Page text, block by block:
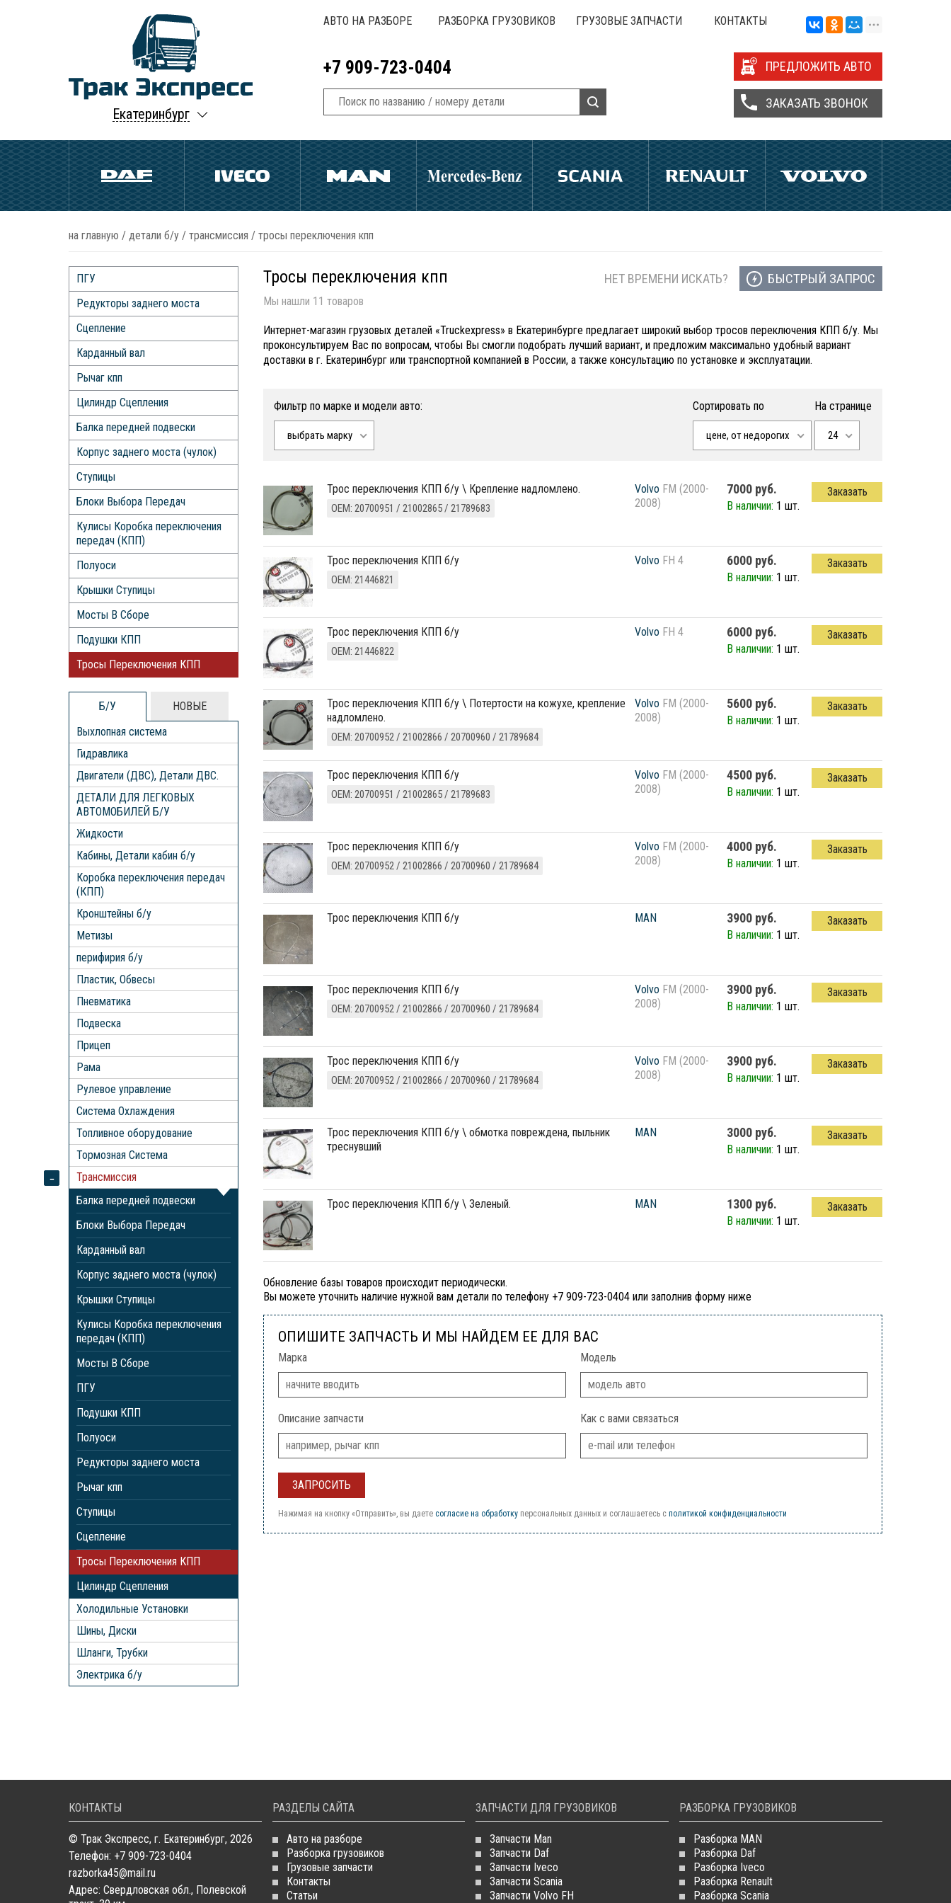
Екатеринбург
АВТО НА РАЗБОРЕ РАЗБОРКА ГРУЗОВИКОВ ГРУЗОВЫЕ ЗАПЧАСТИ КОНТАКТЫ
+7 909-723-0404 ПРЕДЛОЖИТЬ АВТО
ЗАКАЗАТЬ ЗВОНОК
на главную / детали б/у / трансмиссия / тросы переключения кпп
ПГУ
Редукторы заднего моста
Сцепление
Карданный вал
Рычаг кпп
Цилиндр Сцепления
Балка передней подвески
Корпус заднего моста (чулок)
Ступицы
Блоки Выбора Передач
Кулисы Коробка переключения
передач (КПП)
Полуоси
Крышки Ступицы
Мосты В Сборе
Подушки КПП
Тросы Переключения КПП
Б/У
НОВЫЕ
Выхлопная система
Гидравлика
Двигатели (ДВС), Детали ДВС.
ДЕТАЛИ ДЛЯ ЛЕГКОВЫХ
АВТОМОБИЛЕЙ Б/У
Жидкости
Кабины, Детали кабин б/у
Коробка переключения передач
(КПП)
Кронштейны б/у
Метизы
перифирия б/у
Пластик, Обвесы
Пневматика
Подвеска
Прицеп
Рама
Рулевое управление
Система Охлаждения
Топливное оборудование
Тормозная Система
Трансмиссия
Балка передней подвески
Блоки Выбора Передач
Карданный вал
Корпус заднего моста (чулок)
Крышки Ступицы
Кулисы Коробка переключения
передач (КПП)
Мосты В Сборе
ПГУ
Подушки КПП
Полуоси
Редукторы заднего моста
Рычаг кпп
Ступицы
Сцепление
Тросы Переключения КПП
Цилиндр Сцепления
Холодильные Установки
Шины, Диски
Шланги, Трубки
Электрика б/у
Тросы переключения кпп
Мы нашли 11 товаров
НЕТ ВРЕМЕНИ ИСКАТЬ? БЫСТРЫЙ ЗАПРОС
Интернет-магазин грузовых деталей «Truckexpress» в Екатеринбурге предлагает широкий выбор тросов переключения КПП б/у. Мы
проконсультируем Вас по вопросам, чтобы Вы смогли подобрать лучший вариант, и предложим максимально удобный вариант
доставки в г. Екатеринбург или транспортной компанией в России, а также консультацию по установке и эксплуатации.
Фильтр по марке и модели авто:
выбрать марку
Сортировать по
цене, от недорогих
На странице
24
трос переключения КПП б/у \ Крепление надломлено.
ОЕМ: 20700951 / 21002865 / 21789683
Volvo FM (2000-
2008)
7000 руб.
В наличии: 1 шт.
Заказать
трос переключения КПП б/у
ОЕМ: 21446821
Volvo FH 4 6000 руб.
В наличии: 1 шт.
Заказать
трос переключения КПП б/у
ОЕМ: 21446822
Volvo FH 4 6000 руб.
В наличии: 1 шт.
Заказать
трос переключения КПП б/у \ Потертости на кожухе, крепление
надломлено.
ОЕМ: 20700952 / 21002866 / 20700960 / 21789684
Volvo FM (2000-
2008)
5600 руб.
В наличии: 1 шт.
Заказать
трос переключения КПП б/у
ОЕМ: 20700951 / 21002865 / 21789683
Volvo FM (2000-
2008)
4500 руб.
В наличии: 1 шт.
Заказать
трос переключения КПП б/у
ОЕМ: 20700952 / 21002866 / 20700960 / 21789684
Volvo FM (2000-
2008)
4000 руб.
В наличии: 1 шт.
Заказать
трос переключения КПП б/у MAN 3900 руб.
В наличии: 1 шт.
Заказать
трос переключения КПП б/у
ОЕМ: 20700952 / 21002866 / 20700960 / 21789684
Volvo FM (2000-
2008)
3900 руб.
В наличии: 1 шт.
Заказать
трос переключения КПП б/у
ОЕМ: 20700952 / 21002866 / 20700960 / 21789684
Volvo FM (2000-
2008)
3900 руб.
В наличии: 1 шт.
Заказать
трос переключения КПП б/у \ обмотка повреждена, пыльник
треснувший
MAN 3000 руб.
В наличии: 1 шт.
Заказать
трос переключения КПП б/у \ Зеленый. MAN 1300 руб.
В наличии: 1 шт.
Заказать
Обновление базы товаров происходит периодически.
Вы можете уточнить наличие нужной вам детали по телефону +7 909-723-0404 или заполнив форму ниже
ОПИШИТЕ ЗАПЧАСТЬ И МЫ НАЙДЕМ ЕЕ ДЛЯ ВАС
Марка Модель
Описание запчасти Как с вами связаться
Нажимая на кнопку «Отправить», вы даете согласие на обработку персональных данных и соглашаетесь c политикой конфиденциальности
КОНТАКТЫ
© Трак Экспресс, г. Екатеринбург, 2026
Телефон: +7 909-723-0404
razborka45@mail.ru
Адрес: Свердловская обл., Полевской
РАЗДЕЛЫ САЙТА
Авто на разборе
Разборка грузовиков
Грузовые запчасти
Контакты
Статьи
ЗАПЧАСТИ ДЛЯ ГРУЗОВИКОВ
Запчасти Man
Запчасти Daf
Запчасти Iveco
Запчасти Scania
Запчасти Volvo FH
РАЗБОРКА ГРУЗОВИКОВ
Разборка MAN
Разборка Daf
Разборка Iveco
Разборка Renault
Разборка Scania